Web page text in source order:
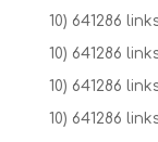
10) 641286
10) 641286
10) 641286
10) 641286